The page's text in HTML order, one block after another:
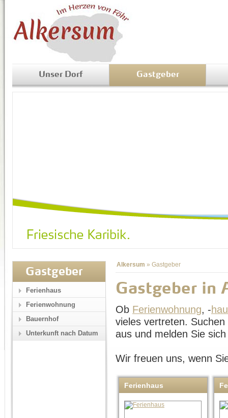
Unser Dorf Gastgeber
Alkersum » Gastgeber
Gastgeber in
Ob Ferienwohnung, -
vieles vertreten.
aus und melden Sie
Wir freuen uns, wenn
Ferienhaus
Gastgeber
Ferienhaus
Ferienwohnung
Bauernhof
Unterkunft nach Datum